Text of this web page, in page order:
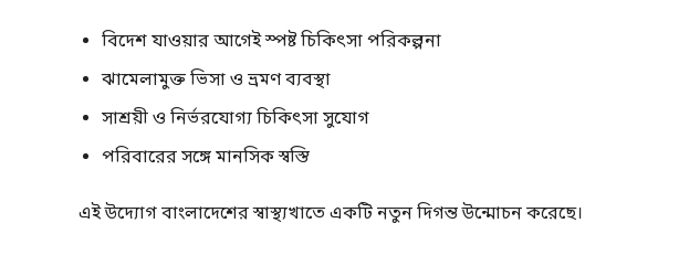
বিদেশ যাওয়ার আগেই স্পষ্ট চিকিৎসা পরিকল্পনা
ঝামেলামুক্ত ভিসা ও ভ্রমণ ব্যবস্থা
সাশ্রয়ী ও নির্ভরযোগ্য চিকিৎসা সুযোগ
পরিবারের সঙ্গে মানসিক স্বস্তি
এই উদ্যোগ বাংলাদেশের স্বাস্থ্যখাতে একটি নতুন দিগন্ত উন্মোচন করেছে।